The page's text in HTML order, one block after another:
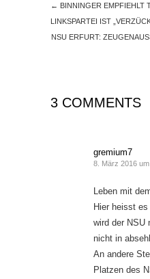
← BINNINGER EMPFIEHLT
LINKSPARTEI IST
NSU ERFURT:
3 COMMENTS
gremium7
8. März 2016
Leben mit
Hier heisst es
wird der NSU
nicht in
An andere
Platzen des